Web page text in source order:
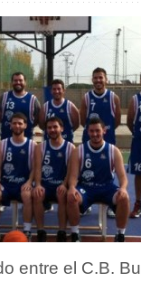
entre el C.B.